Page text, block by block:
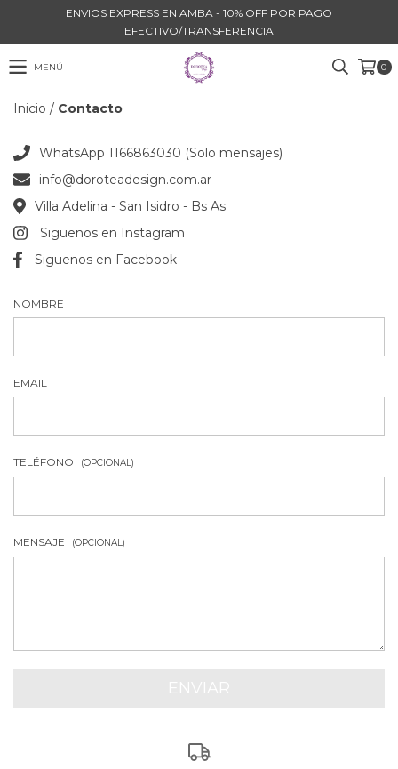
ENVIOS EXPRESS EN AMBA - 10% OFF POR PAGO
EFECTIVO/TRANSFERENCIA
MENÚ 0
Inicio / Contacto
WhatsApp 1166863030 (Solo mensajes)
info@doroteadesign.com.ar
Villa Adelina - San Isidro - Bs As
Siguenos en Instagram
Siguenos en Facebook
NOMBRE
EMAIL
TELÉFONO (OPCIONAL)
MENSAJE (OPCIONAL)